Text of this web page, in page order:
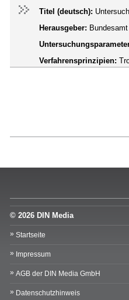
Titel (deutsch):
Herausgeber:
Verfahrensprinzipien:
© 2026 DIN Media
Startseite
Impressum
AGB der DIN Media GmbH
Datenschutzhinweis